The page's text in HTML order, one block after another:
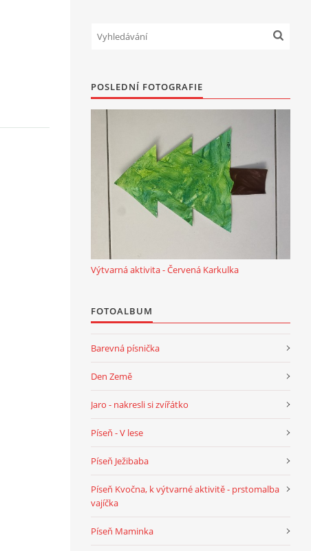
POSLEDNÍ FOTOGRAFIE
Výtvarná aktivita - Červená Karkulka
FOTOALBUM
Barevná písnička
Den Země
Jaro - nakresli si zvířátko
Píseň - V lese
Píseň Ježibaba
Píseň Kvočna, k výtvarné aktivitě - prstomalba
vajíčka
Píseň Maminka